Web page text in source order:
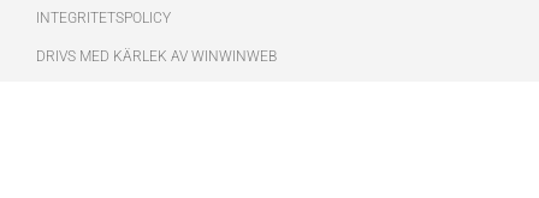
INTEGRITETSPOLICY
DRIVS MED KÄRLEK AV WINWINWEB